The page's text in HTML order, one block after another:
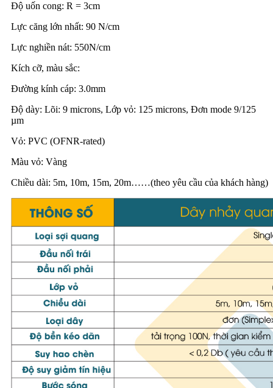
Độ uốn cong: R = 3cm
Lực căng lớn nhất: 90 N/cm
Lực nghiền nát: 550N/cm
Kích cỡ, màu sắc:
Đường kính cáp: 3.0mm
Độ dày: Lõi: 9 microns, Lớp vỏ: 125 microns, Đơn mode 9/125
µm
Vỏ: PVC (OFNR-rated)
Màu vỏ: Vàng
Chiều dài: 5m, 10m, 15m, 20m……(theo yêu cầu của khách hàng)